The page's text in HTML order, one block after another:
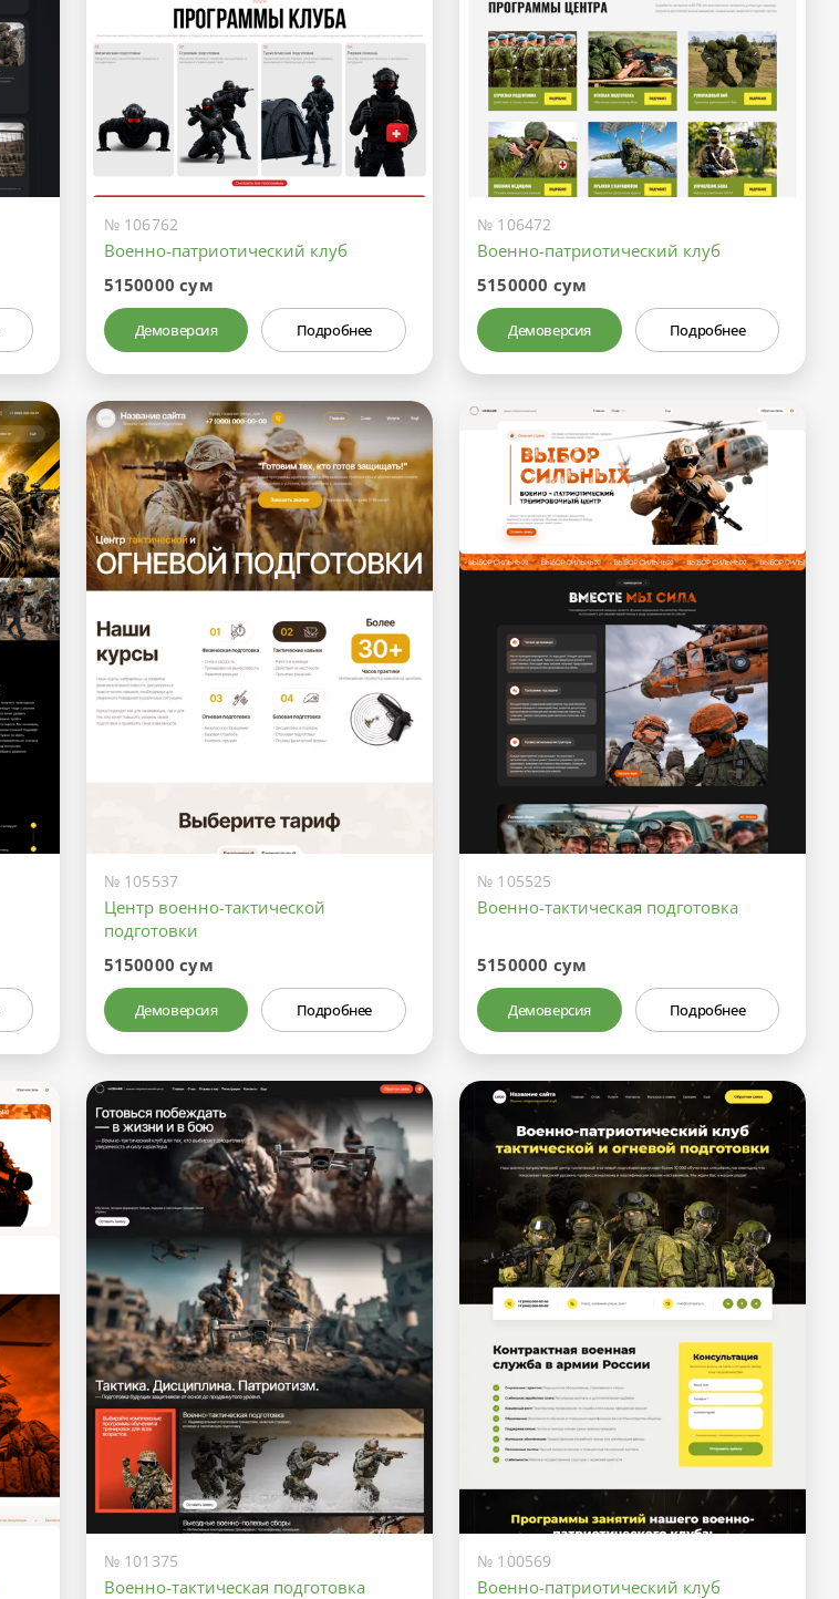
№ 106762
Военно-патриотический клуб
5150000 сум
Демоверсия Подробнее
№ 106472
Военно-патриотический клуб
5150000 сум
Демоверсия Подробнее
№ 105537
Центр военно-тактической
подготовки
5150000 сум
Демоверсия Подробнее
№ 105525
Военно-тактическая подготовка
5150000 сум
Демоверсия Подробнее
№ 101375
Военно-тактическая подготовка
№ 100569
Военно-патриотический клуб